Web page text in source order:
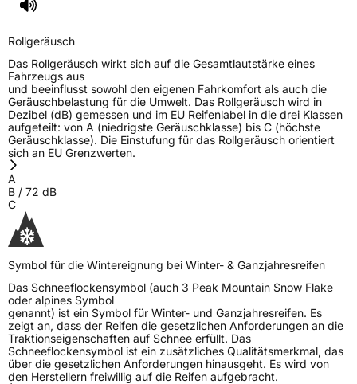
Rollgeräusch
Das Rollgeräusch wirkt sich auf die Gesamtlautstärke eines
Fahrzeugs aus
und beeinflusst sowohl den eigenen Fahrkomfort als auch die
Geräuschbelastung für die Umwelt. Das Rollgeräusch wird in
Dezibel (dB) gemessen und im EU Reifenlabel in die drei Klassen
aufgeteilt: von A (niedrigste Geräuschklasse) bis C (höchste
Geräuschklasse). Die Einstufung für das Rollgeräusch orientiert
sich an EU Grenzwerten.
A
B / 72 dB
C
Symbol für die Wintereignung bei Winter- & Ganzjahresreifen
Das Schneeflockensymbol (auch 3 Peak Mountain Snow Flake
oder alpines Symbol
genannt) ist ein Symbol für Winter- und Ganzjahresreifen. Es
zeigt an, dass der Reifen die gesetzlichen Anforderungen an die
Traktionseigenschaften auf Schnee erfüllt. Das
Schneeflockensymbol ist ein zusätzliches Qualitätsmerkmal, das
über die gesetzlichen Anforderungen hinausgeht. Es wird von
den Herstellern freiwillig auf die Reifen aufgebracht.